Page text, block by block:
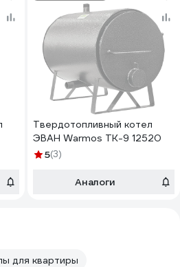
Твердотопливный котел
ЭВАН Warmos TК-9 12520
5(3)
Аналоги
для квартиры